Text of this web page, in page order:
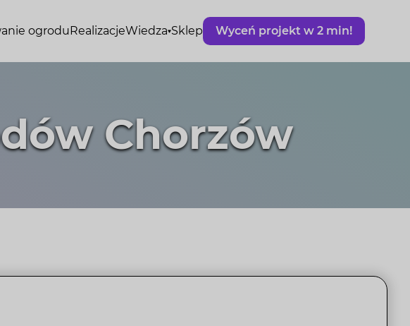
ogroduRealizacjeWiedza Sklep Wyceń projekt w 2 min!
Chorzów